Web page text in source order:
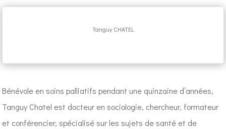
Tanguy CHATEL
Bénévole en soins palliatifs pendant une quinzaine d’années,
Tanguy Chatel est docteur en sociologie, chercheur, formateur
et conférencier, spécialisé sur les sujets de santé et de